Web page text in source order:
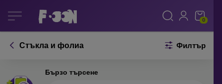
0
Стъкла и фолиа Филтър
Бързо търсене